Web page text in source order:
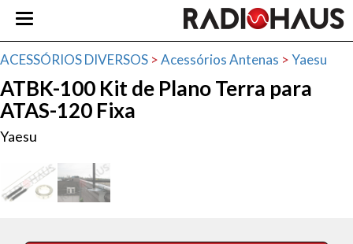
ACESSÓRIOS DIVERSOS >Acessórios Antenas >Yaesu
ATBK-100 Kit de Plano Terra para
ATAS-120 Fixa
Yaesu